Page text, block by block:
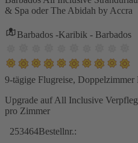
& Spa oder The Abidah by Accra
Barbados -Karibik - Barbados
9-tägige Flugreise,
Upgrade auf All Inclusive
pro Zimmer
253464Bestellnr.: